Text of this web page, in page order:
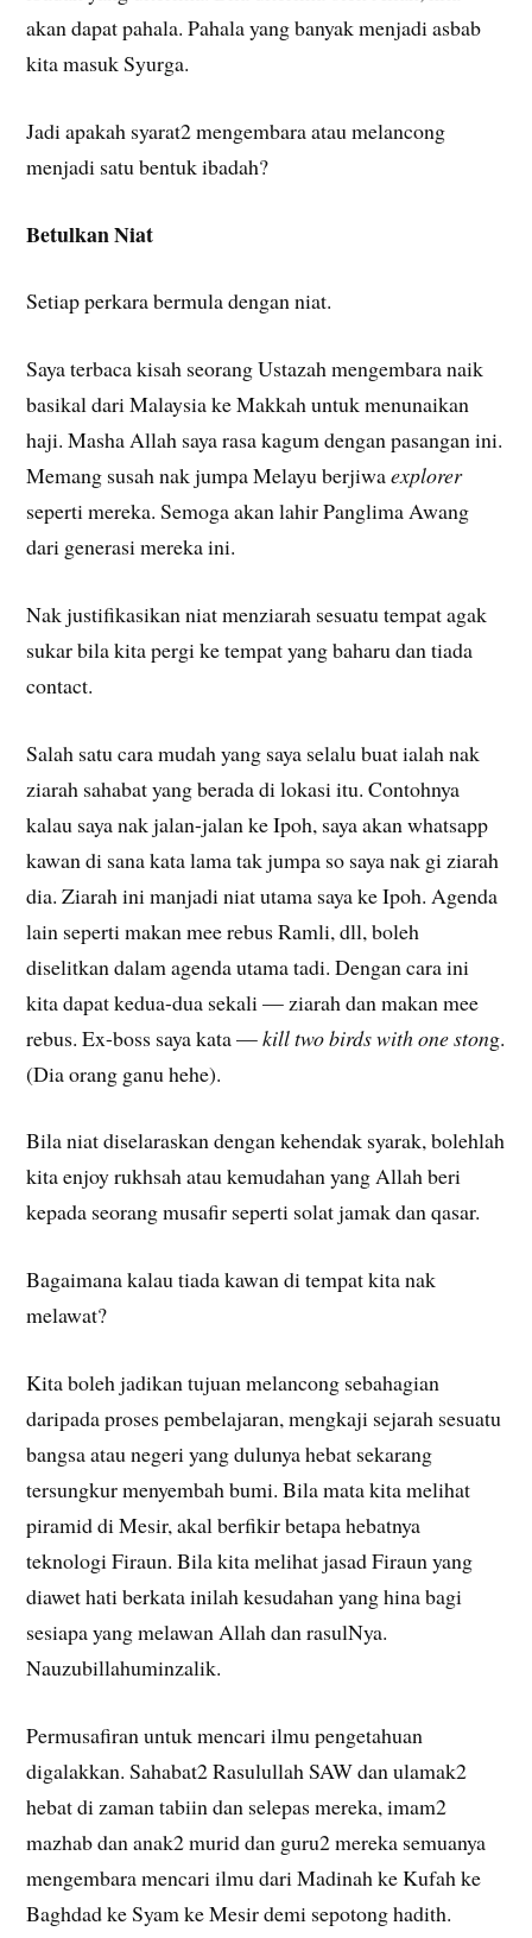
akan dapat pahala. Pahala yang banyak menjadi asbab
kita masuk Syurga.
Jadi apakah syarat2 mengembara atau melancong
menjadi satu bentuk ibadah?
Betulkan Niat
Setiap perkara bermula dengan niat.
Saya terbaca kisah seorang Ustazah mengembara naik
basikal dari Malaysia ke Makkah untuk menunaikan
haji. Masha Allah saya rasa kagum dengan pasangan ini.
Memang susah nak jumpa Melayu berjiwaexplorer
seperti mereka. Semoga akan lahir Panglima Awang
dari generasi mereka ini.
Nak justifikasikan niat menziarah sesuatu tempat agak
sukar bila kita pergi ke tempat yang baharu dan tiada
contact.
Salah satu cara mudah yang saya selalu buat ialah nak
ziarah sahabat yang berada di lokasi itu. Contohnya
kalau saya nak jalan-jalan ke Ipoh, saya akan whatsapp
kawan di sana kata lama tak jumpa so saya nak gi ziarah
dia. Ziarah ini manjadi niat utama saya ke Ipoh. Agenda
lain seperti makan mee rebus Ramli, dll, boleh
diselitkan dalam agenda utama tadi. Dengan cara ini
kita dapat kedua-dua sekali — ziarah dan makan mee
rebus. Ex-boss saya kata —kill two birds with one stong.
(Dia orang ganu hehe).
Bila niat diselaraskan dengan kehendak syarak, bolehlah
kita enjoy rukhsah atau kemudahan yang Allah beri
kepada seorang musafir seperti solat jamak dan qasar.
Bagaimana kalau tiada kawan di tempat kita nak
melawat?
Kita boleh jadikan tujuan melancong sebahagian
daripada proses pembelajaran, mengkaji sejarah sesuatu
bangsa atau negeri yang dulunya hebat sekarang
tersungkur menyembah bumi. Bila mata kita melihat
piramid di Mesir, akal berfikir betapa hebatnya
teknologi Firaun. Bila kita melihat jasad Firaun yang
diawet hati berkata inilah kesudahan yang hina bagi
sesiapa yang melawan Allah dan rasulNya.
Nauzubillahuminzalik.
Permusafiran untuk mencari ilmu pengetahuan
digalakkan. Sahabat2 Rasulullah SAW dan ulamak2
hebat di zaman tabiin dan selepas mereka, imam2
mazhab dan anak2 murid dan guru2 mereka semuanya
mengembara mencari ilmu dari Madinah ke Kufah ke
Baghdad ke Syam ke Mesir demi sepotong hadith.